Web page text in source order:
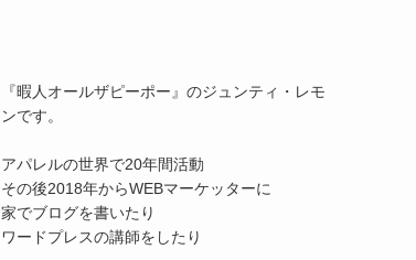
『暇人オールザピーポー』のジュンティ・レモ
ンです。
アパレルの世界で20年間活動
その後2018年からWEBマーケッターに
家でブログを書いたり
ワードプレスの講師をしたり